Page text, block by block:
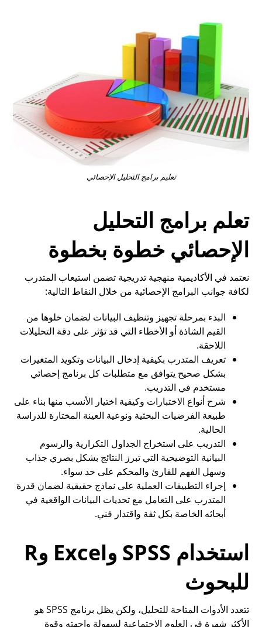
تعليم برامج التحليل الإحصائي
تعلم برامج التحليل
الإحصائي خطوة بخطوة
نعتمد في الأكاديمية منهجية تدريجية تضمن استيعاب المتدرب
لكافة جوانب البرامج الإحصائية من خلال النقاط التالية:
البدء بمرحلة تجهيز وتنظيف البيانات لضمان خلوها من
القيم الشاذة أو الأخطاء التي قد تؤثر على دقة التحليلات
اللاحقة.
تعريف المتدرب بكيفية إدخال البيانات وتكويد المتغيرات
بشكل صحيح يتوافق مع متطلبات كل برنامج إحصائي
مستخدم في التدريب.
شرح أنواع الاختبارات وكيفية اختيار الأنسب منها بناء على
طبيعة الفرضيات البحثية ونوعية العينة المختارة للدراسة
الحالية.
التدريب على استخراج الجداول التكرارية والرسوم
البيانية التوضيحية التي تبرز النتائج بشكل بصري جذاب
وسهل الفهم للقارئ والمحكم على حد سواء.
إجراء التطبيقات العملية على نماذج حقيقية لضمان قدرة
المتدرب على التعامل مع تحديات البيانات الواقعية في
أبحاثه الخاصة بكل ثقة واقتدار فني.
استخدام SPSS وExcel وR
للبحوث
تتعدد الأدوات المتاحة للتحليل، ولكن يظل برنامج SPSS هو
الأكثر شهرة في العلوم الاجتماعية لسهولة واجهته وقوة